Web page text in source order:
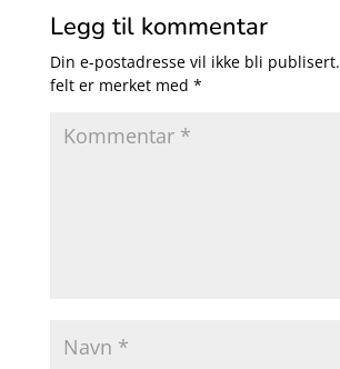
Legg til kommentar
Din e-postadresse vil ikke bli publisert.
felt er merket med *